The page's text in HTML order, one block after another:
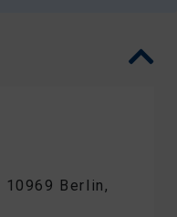
Berlin,